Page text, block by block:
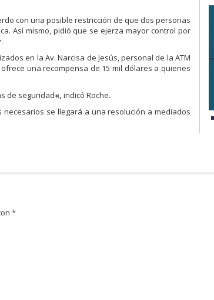
con una posible restricción de que dos personas
Así mismo, pidió que se ejerza mayor control por
en la Av. Narcisa de Jesús, personal de la ATM
una recompensa de 15 mil dólares a quienes
de seguridad«,indicó Roche.
se llegará a una resolución a mediados
*